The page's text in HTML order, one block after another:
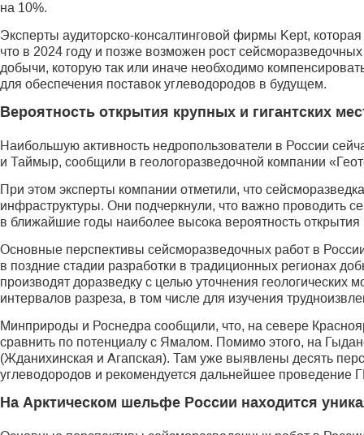
на 10%.
Эксперты аудиторско-консалтинговой фирмы Kept,
что в 2024 году и позже возможен рост
добычи, которую так или иначе необходимо
для обеспечения поставок углеводородов в будущем.
Вероятность открытия крупных и гигантских
Наибольшую активность недропользователи в России
и Таймыр, сообщили в геологоразведочной компании
При этом эксперты компании отметили, что
инфраструктуры. Они подчеркнули, что важно проводить
в ближайшие годы наиболее высока вероятность
Основные перспективы сейсморазведочных работ в
в поздние стадии разработки в традиционных регионах
производят доразведку с целью уточнения
интервалов разреза, в том числе для изучения
Минприроды и Роснедра сообщили, что, на севере
сравнить по потенциалу с Ямалом. Помимо этого, на
(Жданихинская и Агапская). Там уже выявлены десять
углеводородов и рекомендуется дальнейшее проведение
На Арктическом шельфе России находится